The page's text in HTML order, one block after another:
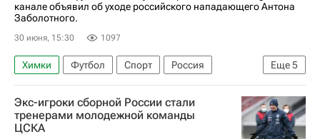
канале объявил об уходе российского нападающего Антона
Заболотного.
30 июня, 15:30 1097
Еще5
Химки Футбол Спорт
Россия
Ленинградская область
РУСАДА
Антон Заболотный
Спартак Москва
ПФК ЦСКА
Экс-игроки сборной России стали
тренерами молодежной команды
ЦСКА